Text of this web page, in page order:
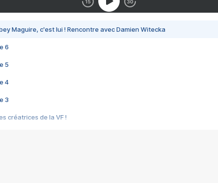
Maguire, c'est lui ! Rencontre avec Damien Witecka
6
5
4
3
créatrices de la VF !